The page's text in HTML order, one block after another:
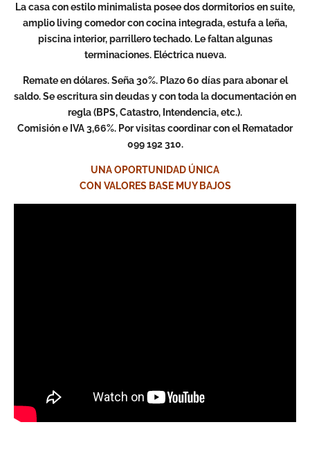
La casa con estilo minimalista posee dos dormitorios en suite,
amplio living comedor con cocina integrada, estufa a leña,
piscina interior, parrillero techado. Le faltan algunas
terminaciones. Eléctrica nueva.
Remate en dólares. Seña 30%. Plazo 60 días para abonar el
saldo. Se escritura sin deudas y con toda la documentación en
regla (BPS, Catastro, Intendencia, etc.).
Comisión e IVA 3,66%. Por visitas coordinar con el Rematador
099 192 310.
UNA OPORTUNIDAD ÚNICA
CON VALORES BASE MUY BAJOS